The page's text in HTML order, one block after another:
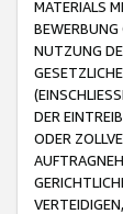
MATERIALS
BEWERBUNG
NUTZUNG
DER
ODER